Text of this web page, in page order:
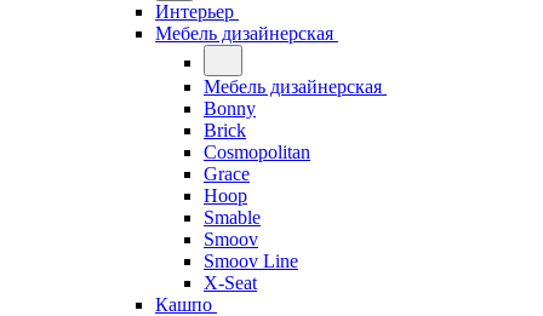
Интерьер
Мебель дизайнерская
Мебель дизайнерская
Bonny
Brick
Cosmopolitan
Grace
Hoop
Smable
Smoov
Smoov Line
X-Seat
Кашпо